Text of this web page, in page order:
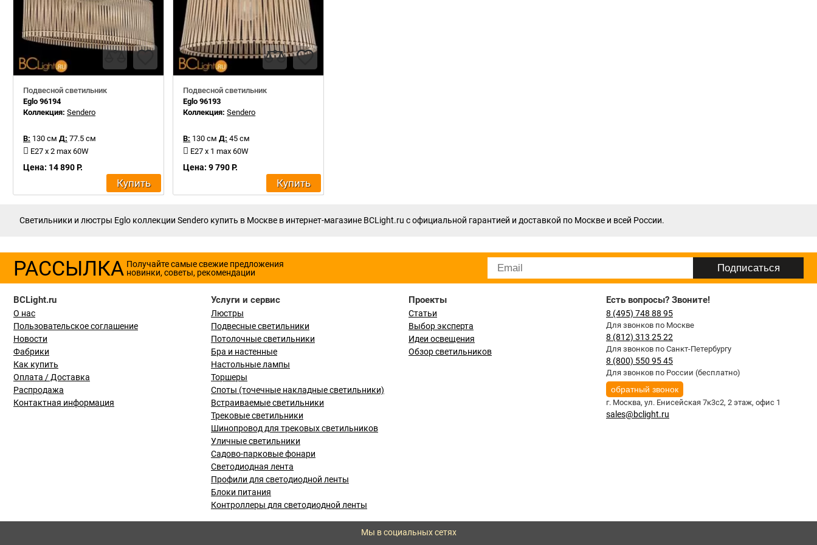
Подвесной светильник
Eglo 96194
Коллекция: Sendero
В: 130 см Д: 77.5 см
E27 x 2 max 60W
Цена: 14 890 Р.
Купить
Подвесной светильник
Eglo 96193
Коллекция:Sendero
В: 130 см Д: 45 см
E27 x 1 max 60W
Цена: 9 790 Р.
Купить
Светильники и люстры Eglo коллекции Sendero купить в Москве в интернет-магазине BCLight.ru с официальной гарантией и доставкой по Москве и всей России.
РАССЫЛКА Получайте самые свежие предложения
новинки, советы, рекомендации
BCLight.ru
О нас
Пользовательское соглашение
Новости
Фабрики
Как купить
Оплата / Доставка
Распродажа
Контактная информация
Услуги и сервис
Люстры
Подвесные светильники
Потолочные светильники
Бра и настенные
Настольные лампы
Торшеры
Споты (точечные накладные светильники)
Встраиваемые светильники
Трековые светильники
Шинопровод для трековых светильников
Уличные светильники
Садово-парковые фонари
Светодиодная лента
Профили для светодиодной ленты
Блоки питания
Контроллеры для светодиодной ленты
Проекты
Статьи
Выбор эксперта
Идеи освещения
Обзор светильников
Есть вопросы? Звоните!
8 (495) 748 88 95
Для звонков по Москве
8 (812) 313 25 22
Для звонков по Санкт-Петербургу
8 (800) 550 95 45
Для звонков по России (бесплатно)
обратный звонок
г. Москва, ул. Енисейская 7к3с2, 2 этаж, офис 1
sales@bclight.ru
Мы в социальных сетях